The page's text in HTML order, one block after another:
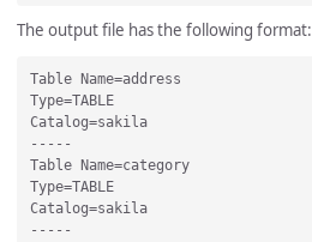
The output file has the following format:
Table Name=address
Type=TABLE
Catalog=sakila
-----
Table Name=category
Type=TABLE
Catalog=sakila
-----